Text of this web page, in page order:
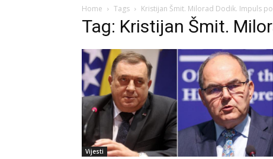
Home Tags Kristijan Šmit. Milorad Dodik. Impuls
Tag: Kristijan Šmit.
Vijesti